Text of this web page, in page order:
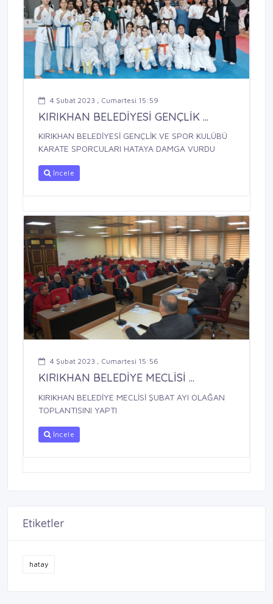
4 Şubat 2023 , Cumartesi 15:59
KIRIKHAN BELEDİYESİ GENÇLİK ...
KIRIKHAN BELEDİYESİ GENÇLİK VE SPOR KULÜBÜ
KARATE SPORCULARI HATAYA DAMGA VURDU
İncele
4 Şubat 2023 , Cumartesi 15:56
KIRIKHAN BELEDİYE MECLİSİ ...
KIRIKHAN BELEDİYE MECLİSİ ŞUBAT AYI OLAĞAN
TOPLANTISINI YAPTI
İncele
Etiketler
hatay